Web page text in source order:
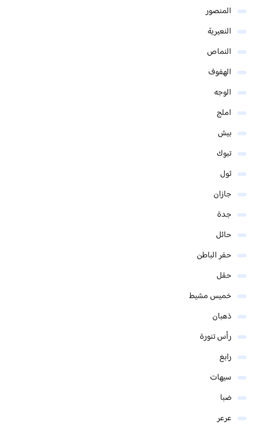
المنصور
النعيرية
النماص
الهفوف
الوجه
املج
بيش
تبوك
ثول
جازان
جدة
حائل
حفر الباطن
حقل
خميس مشيط
ذهبان
رأس تنورة
رابغ
سيهات
ضبا
عرعر